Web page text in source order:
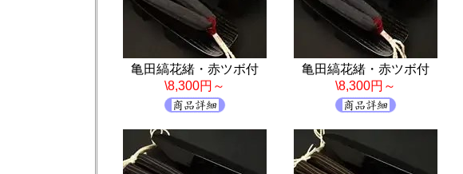
亀田縞花緒・赤ツボ付
\8,300円～
亀田縞花緒・赤ツボ付
\8,300円～